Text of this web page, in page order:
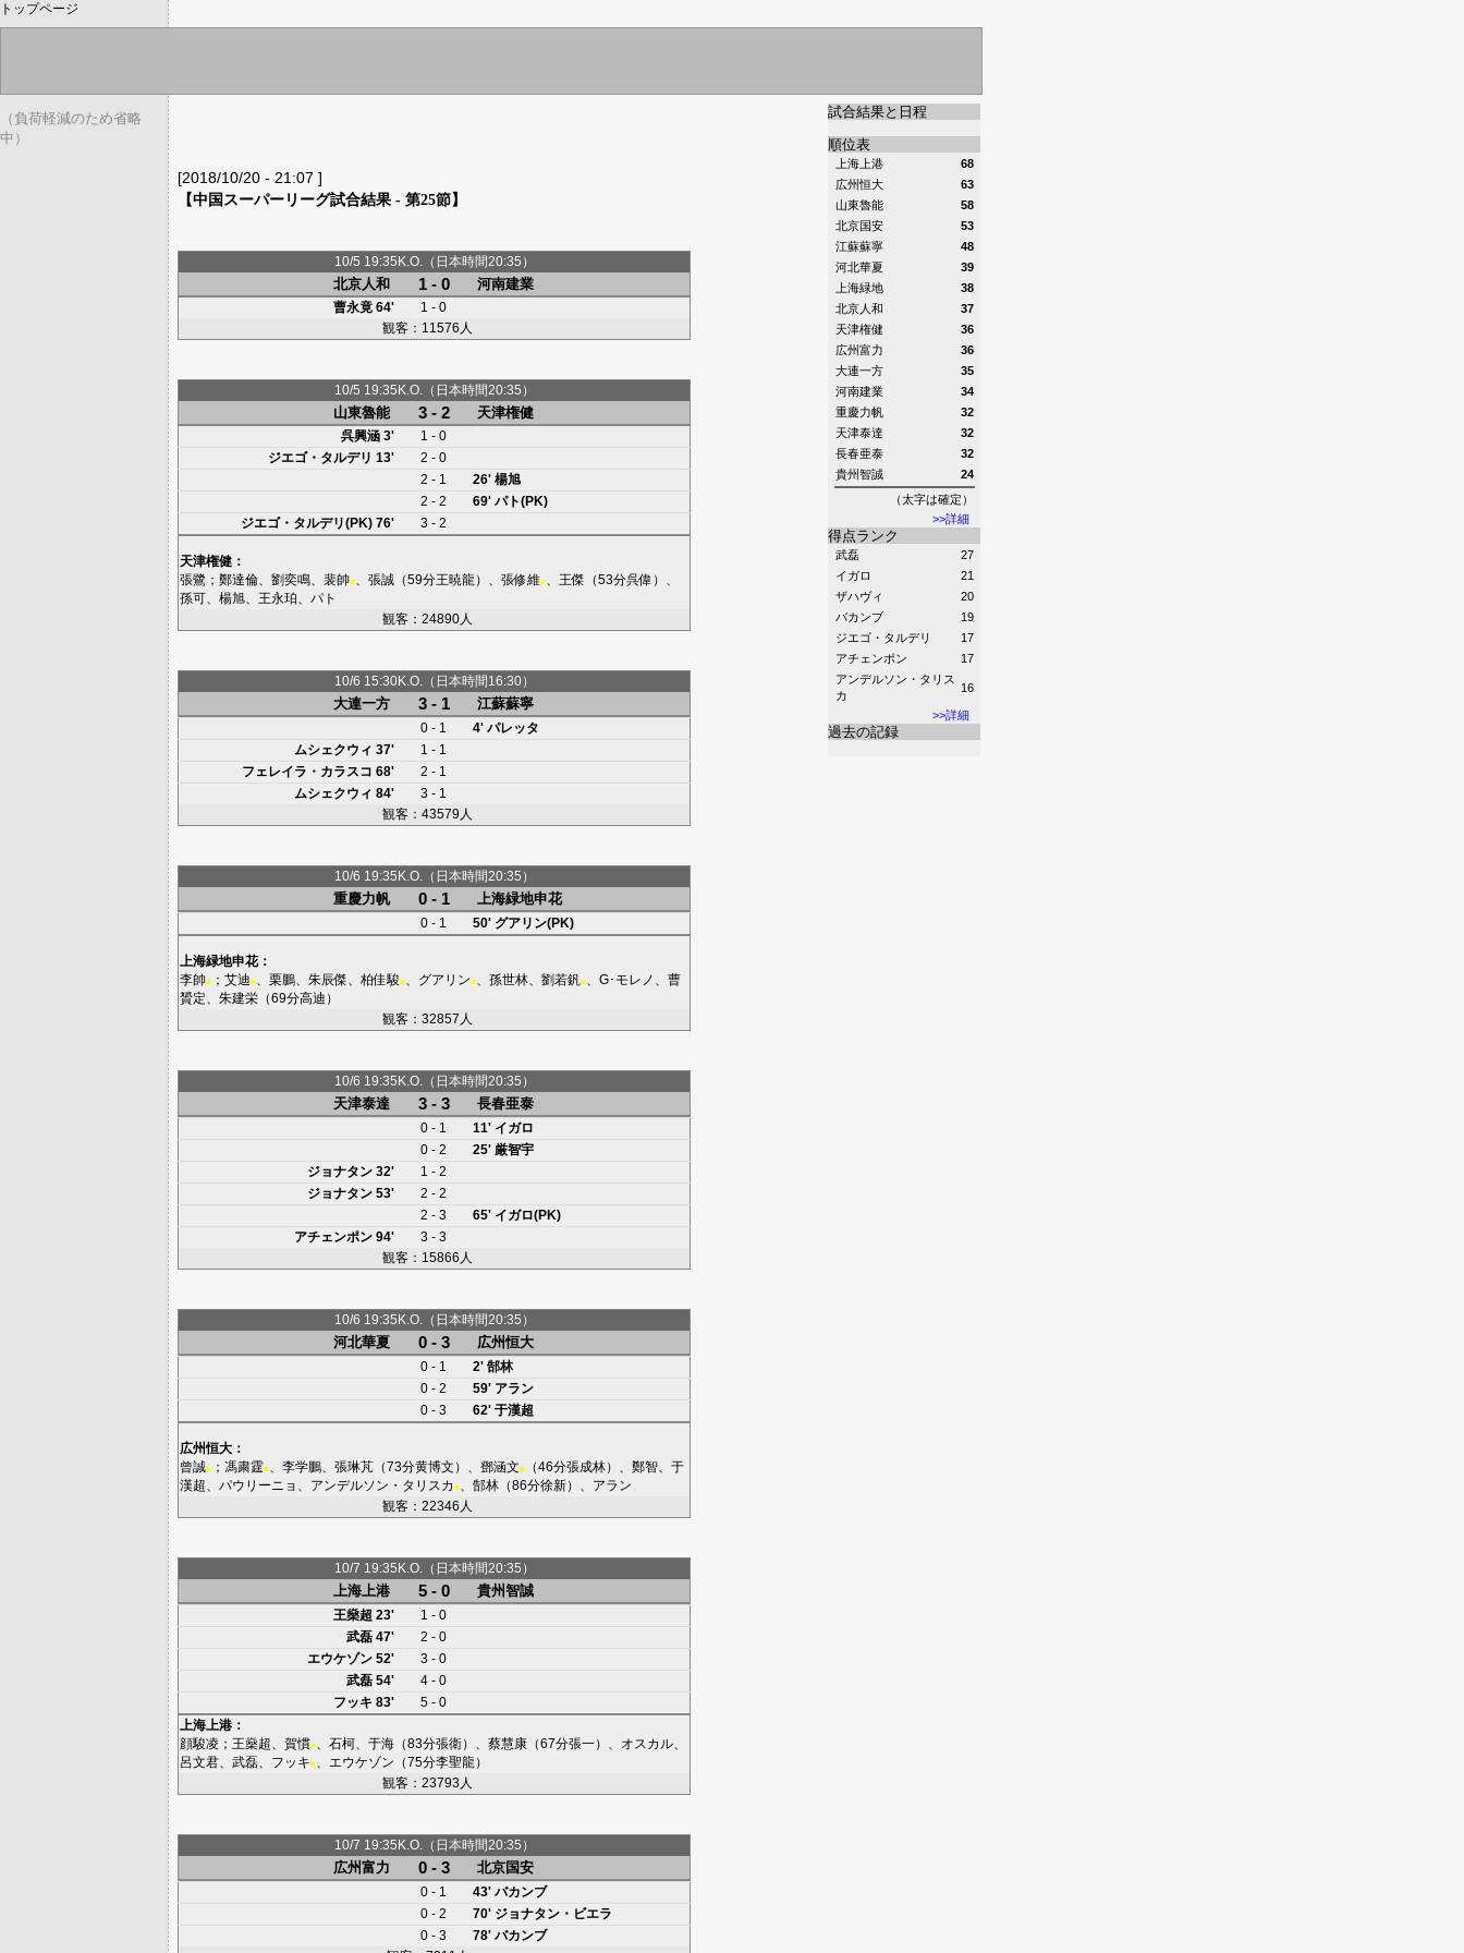
トップページ
（負荷軽減のため省略
中）
試合結果と日程
順位表
>>詳細
上海上港
68
広州恒大
63
山東魯能
58
北京国安
53
江蘇蘇寧
48
河北華夏
39
上海緑地
38
北京人和
37
天津権健
36
広州富力
36
大連一方
35
河南建業
34
重慶力帆
32
天津泰達
32
長春亜泰
32
貴州智誠
24
（太字は確定）
得点ランク
>>詳細
武磊
27
イガロ
21
ザハヴィ
20
バカンブ
19
ジエゴ・タルデリ
17
アチェンポン
17
アンデルソン・タリス
カ
16
過去の記録
[2018/10/20 - 21:07 ]
【中国スーパーリーグ試合結果 - 第25節】
10/5 19:35K.O.（日本時間20:35）
北京人和 1 - 0 河南建業
曹永竟 64'
1 - 0
観客：11576人
10/5 19:35K.O.（日本時間20:35）
山東魯能 3 - 2 天津権健
呉興涵 3'
1 - 0
ジエゴ・タルデリ 13'
2 - 0
2 - 1
26' 楊旭
2 - 2
69' パト(PK)
ジエゴ・タルデリ(PK) 76' 3 - 2
天津権健 ：
張鷺 ； 鄭達倫 劉奕鳴 裴帥■ 張誠 （59分王暁龍 ）、 張修維■ 王傑 （53分呉偉 ）、
孫可
楊旭 王永珀
パト
観客：24890人
10/6 15:30K.O.（日本時間16:30）
大連一方 3 - 1 江蘇蘇寧
0 - 1 4' パレッタ
ムシェクウィ 37'
1 - 1
フェレイラ・カラスコ 68'
2 - 1
ムシェクウィ 84'
3 - 1
観客：43579人
10/6 19:35K.O.（日本時間20:35）
重慶力帆 0 - 1 上海緑地申花
0 - 1 50' グアリン(PK)
上海緑地申花：
李帥■ ； 艾迪■ 栗鵬 朱辰傑 柏佳駿■ グアリン■ 孫世林 劉若釩 ■ G･モレノ
曹
贇定
朱建栄 （69分高迪 ）
観客：32857人
10/6 19:35K.O.（日本時間20:35）
天津泰達 3 - 3 長春亜泰
0 - 1 11' イガロ
0 - 2
25' 厳智宇
ジョナタン 32'
1 - 2
ジョナタン 53'
2 - 2
2 - 3
65' イガロ(PK)
アチェンポン 94'
3 - 3
観客：15866人
10/6 19:35K.O.（日本時間20:35）
河北華夏 0 - 3 広州恒大
0 - 1 2' 郜林
0 - 2
59' アラン
0 - 3
62' 于漢超
広州恒大 ：
曾誠■ ； 馮粛霆■ 李学鵬 張琳芃 （73分黄博文 ）、 鄧涵文■ （46分張成林）、 鄭智
于
漢超
パウリーニョ アンデルソン・タリスカ ■ 郜林 （86分徐新）、 アラン
観客：22346人
10/7 19:35K.O.（日本時間20:35）
上海上港 5 - 0 貴州智誠
王燊超 23'
1 - 0
武磊 47'
2 - 0
エウケゾン 52'
3 - 0
武磊 54'
4 - 0
フッキ 83'
5 - 0
上海上港 ：
顔駿凌 ； 王燊超 賀慣■ 石柯 于海 （83分張衛）、 蔡慧康 （67分張一）、 オスカル
呂文君
武磊 フッキ■ エウケゾン （75分李聖龍 ）
観客：23793人
10/7 19:35K.O.（日本時間20:35）
広州富力 0 - 3 北京国安
0 - 1 43' バカンブ
0 - 2
70' ジョナタン・ビエラ
0 - 3
78' バカンブ